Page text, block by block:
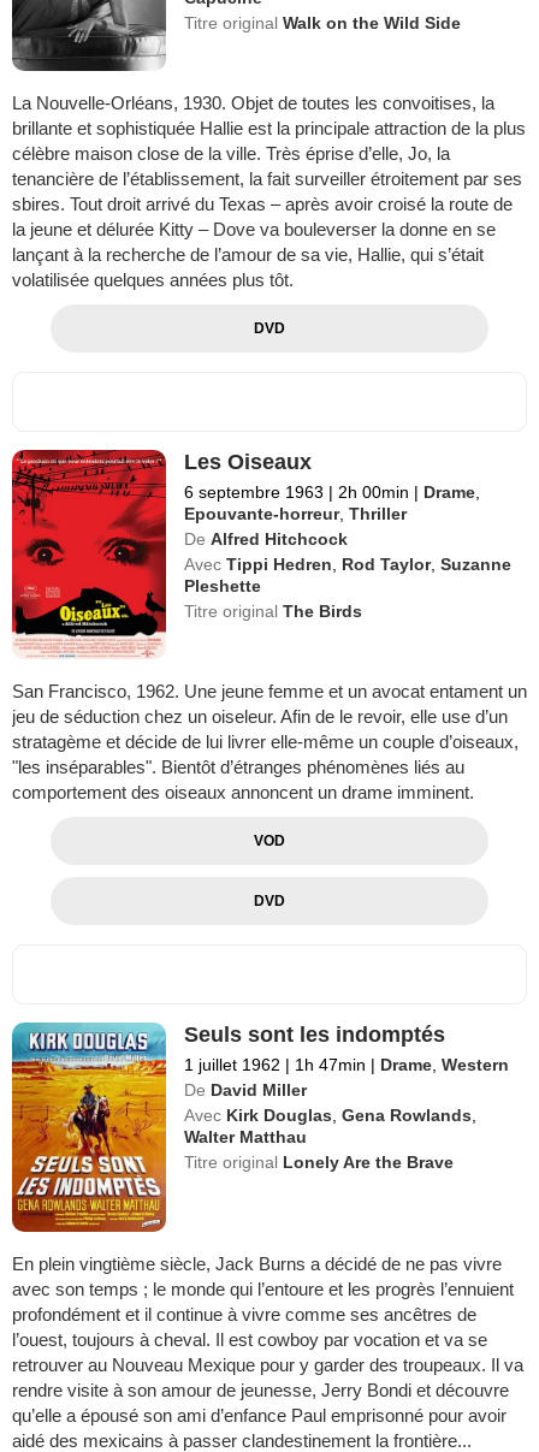
Titre originalWalk on the Wild Side
La Nouvelle-Orléans, 1930. Objet de toutes les convoitises, la
brillante et sophistiquée Hallie est la principale attraction de la plus
célèbre maison close de la ville. Très éprise d’elle, Jo, la
tenancière de l’établissement, la fait surveiller étroitement par ses
sbires. Tout droit arrivé du Texas – après avoir croisé la route de
la jeune et délurée Kitty – Dove va bouleverser la donne en se
lançant à la recherche de l’amour de sa vie, Hallie, qui s’était
volatilisée quelques années plus tôt.
DVD
Les Oiseaux
6 septembre 1963 | 2h 00min | Drame
Epouvante-horreur,Thriller
De Alfred Hitchcock
Avec Tippi Hedren Rod Taylor,Suzanne
Pleshette
Titre originalThe Birds
San Francisco, 1962. Une jeune femme et un avocat entament un
jeu de séduction chez un oiseleur. Afin de le revoir, elle use d’un
stratagème et décide de lui livrer elle-même un couple d’oiseaux,
"les inséparables". Bientôt d’étranges phénomènes liés au
comportement des oiseaux annoncent un drame imminent.
VOD
DVD
Seuls sont les indomptés
1 juillet 1962 | 1h 47min | Drame ,Western
De David Miller
Avec Kirk Douglas ,Gena Rowlands
Walter Matthau
Titre original Lonely Are the Brave
En plein vingtième siècle, Jack Burns a décidé de ne pas vivre
avec son temps ; le monde qui l’entoure et les progrès l’ennuient
profondément et il continue à vivre comme ses ancêtres de
l’ouest, toujours à cheval. Il est cowboy par vocation et va se
retrouver au Nouveau Mexique pour y garder des troupeaux. Il va
rendre visite à son amour de jeunesse, Jerry Bondi et découvre
qu’elle a épousé son ami d’enfance Paul emprisonné pour avoir
aidé des mexicains à passer clandestinement la frontière...